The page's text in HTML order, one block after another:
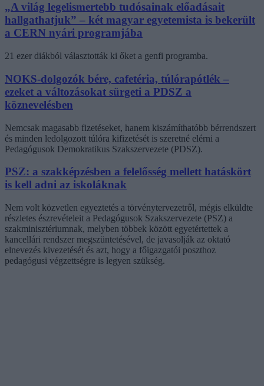
„A világ legelismertebb tudósainak előadásait
hallgathatjuk” – két magyar egyetemista is bekerült
a CERN nyári programjába
21 ezer diákból választották ki őket a genfi programba.
NOKS-dolgozók bére, cafetéria, túlórapótlék –
ezeket a változásokat sürgeti a PDSZ a
köznevelésben
Nemcsak magasabb fizetéseket, hanem kiszámíthatóbb bérrendszert
és minden ledolgozott túlóra kifizetését is szeretné elérni a
Pedagógusok Demokratikus Szakszervezete (PDSZ).
PSZ: a szakképzésben a felelősség mellett hatáskört
is kell adni az iskoláknak
Nem volt közvetlen egyeztetés a törvénytervezetről, mégis elküldte
részletes észrevételeit a Pedagógusok Szakszervezete (PSZ) a
szakminisztériumnak, melyben többek között egyetértettek a
kancellári rendszer megszüntetésével, de javasolják az oktató
elnevezés kivezetését és azt, hogy a főigazgatói poszthoz
pedagógusi végzettségre is legyen szükség.